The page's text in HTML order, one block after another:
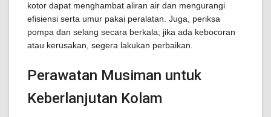
kotor dapat menghambat aliran air dan mengurangi
efisiensi serta umur pakai peralatan. Juga, periksa
pompa dan selang secara berkala; jika ada kebocoran
atau kerusakan, segera lakukan perbaikan.
Perawatan Musiman untuk
Keberlanjutan Kolam